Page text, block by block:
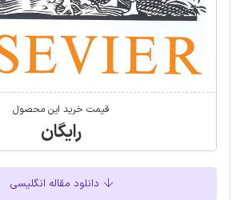
قیمت خرید این محصول
رایگان
دانلود مقاله انگلیسی